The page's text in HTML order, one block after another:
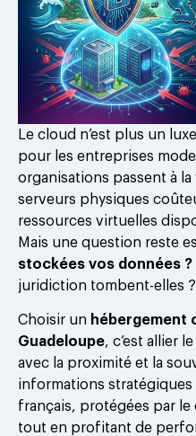
Le cloud n’est plus un
pour les entreprises
organisations passent à
serveurs physiques
ressources virtuelles
Mais une question reste
stockées vos données ?
juridiction tombent-elles ?
Choisir un hébergement
Guadeloupe, c’est allier
avec la proximité et la
informations
français, protégées par le
tout en profitant de